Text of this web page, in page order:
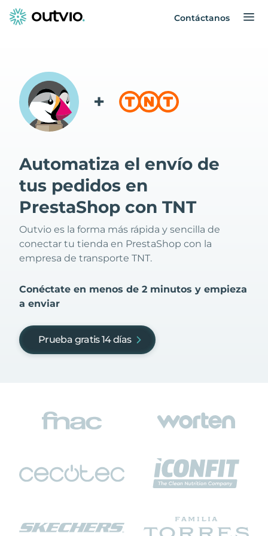
Contáctanos
+
Automatiza el envío de
tus pedidos en
PrestaShop con TNT
Outvio es la forma más rápida y sencilla de
conectar tu tienda en PrestaShop con la
empresa de transporte TNT.
Conéctate en menos de 2 minutos y empieza
a enviar
Prueba gratis 14 días